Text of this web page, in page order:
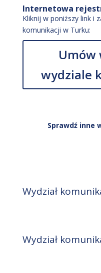
Internetowa
Kliknij w poniższy link i
komunikacji w Turku:
Umów
wydziale
Sprawdź inne
Wydział
Wydział